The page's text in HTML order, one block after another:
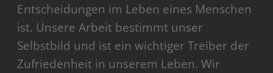
Entscheidungen im Leben eines Menschen
ist. Unsere Arbeit bestimmt unser
Selbstbild und ist ein wichtiger Treiber der
Zufriedenheit in unserem Leben. Wir